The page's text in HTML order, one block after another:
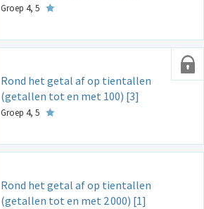
Groep 4, 5
Rond het getal af op tientallen
(getallen tot en met 100) [3]
Groep 4, 5
Rond het getal af op tientallen
(getallen tot en met 2000) [1]